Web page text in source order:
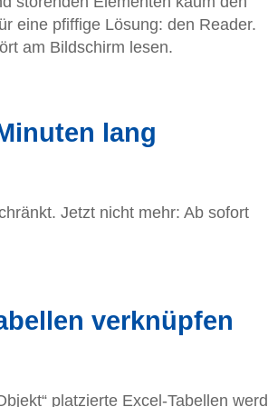
eine pfiffige Lösung: den Reader.
am Bildschirm lesen.
lang
Jetzt nicht mehr: Ab sofort
verknüpfen
platzierte Excel-Tabellen